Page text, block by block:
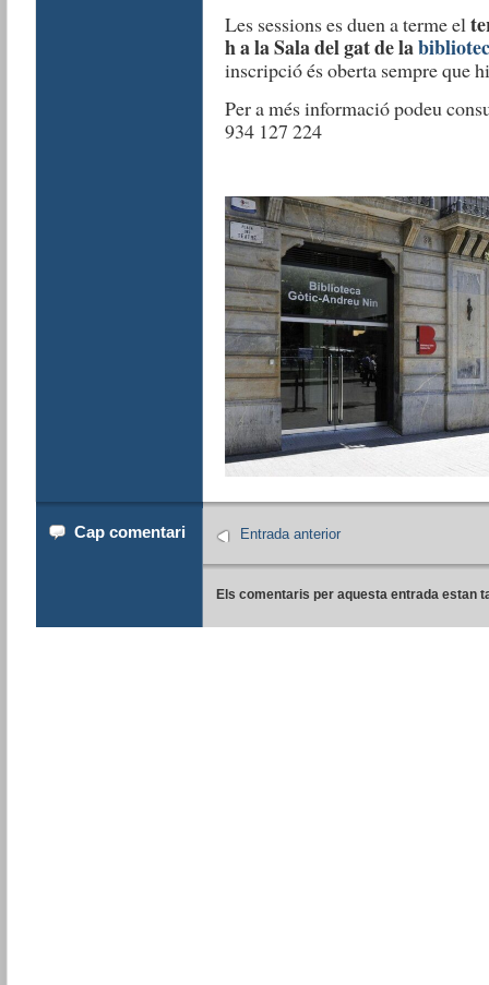
Les sessions es duen a terme el
h a la Sala del gat de la
inscripció és oberta sempre que
Per a més informació podeu
934 127 224
Cap comentari Entrada anterior
Els comentaris per aquesta entrada estan